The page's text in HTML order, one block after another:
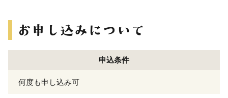
申込条件
何度も申し込み可